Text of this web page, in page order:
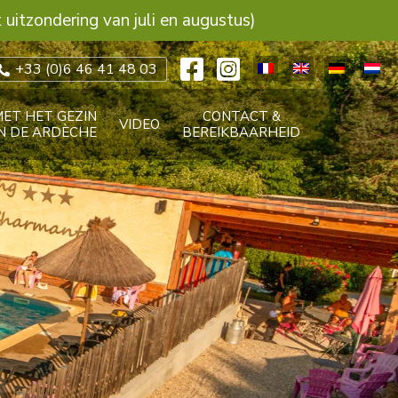
van juli en augustus)
+33 (0)6 46 41 48 03
HET GEZIN
DE ARDÈCHE
VIDEO
CONTACT &
BEREIKBAARHEID